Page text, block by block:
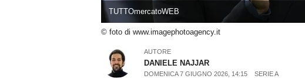
TUTTOmercatoWEB
© foto di www.imagephotoagency.it
AUTORE
DANIELE NAJJAR
DOMENICA 7 GIUGNO 2026, 14:15 SERIE A